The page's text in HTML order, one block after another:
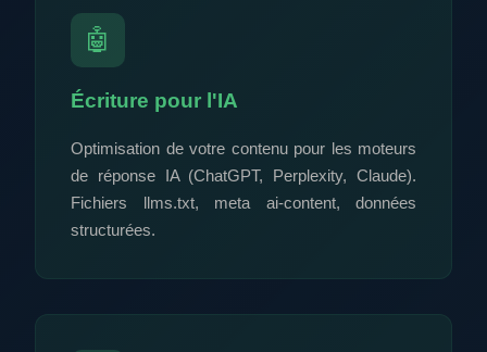
🤖
Écriture pour l'IA
Optimisation de votre contenu pour les moteurs
de réponse IA (ChatGPT, Perplexity, Claude).
Fichiers llms.txt, meta ai-content, données
structurées.